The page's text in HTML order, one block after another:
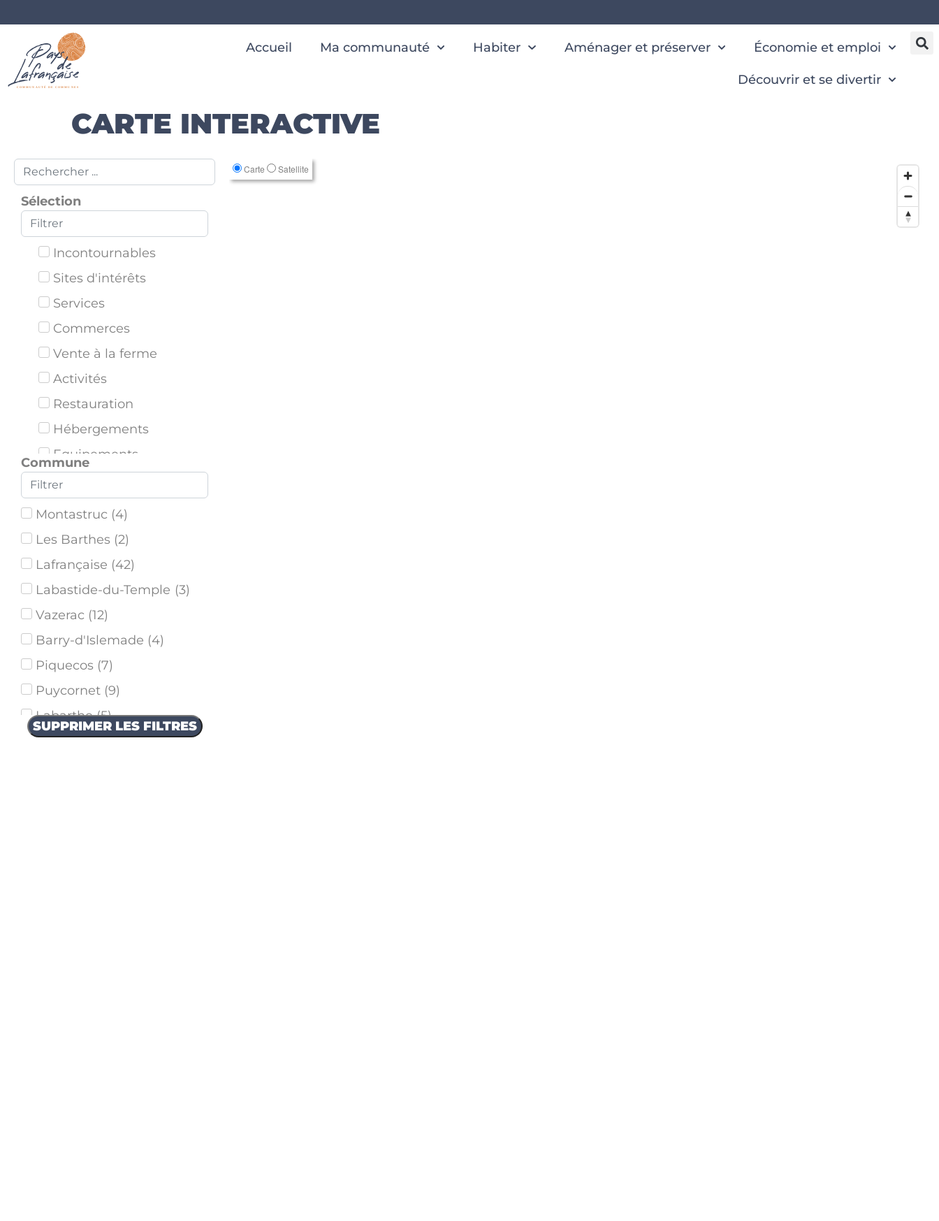
Accueil Ma communauté Habiter Aménager et préserver Économie et emploi
Découvrir et se divertir
CARTE INTERACTIVE
Sélection
Incontournables
Sites d'intérêts
Services
Commerces
Vente à la ferme
Activités
Restauration
Hébergements
Equipements
Bornes de tri
Commune
Montastruc (4)
Les Barthes (2)
Lafrançaise (42)
Labastide-du-Temple (3)
Vazerac (12)
Barry-d'Islemade (4)
Piquecos (7)
Puycornet (9)
Labarthe (5)
Meauzac (5)
SUPPRIMER LES FILTRES
Carte Satellite